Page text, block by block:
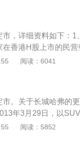
155kw，最大扭矩
，详细资料如下：1
香港H股上市的民
目前产品涵盖哈弗
出国门的中国汽车企
阅读：6041
。关于长城哈弗的
年3月29日，以
，独立的产品研发
阅读：5852